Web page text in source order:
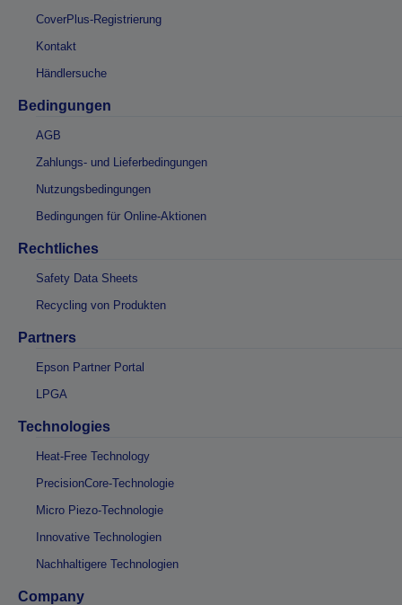
CoverPlus-Registrierung
Kontakt
Händlersuche
Bedingungen
AGB
Zahlungs- und Lieferbedingungen
Nutzungsbedingungen
Bedingungen für Online-Aktionen
Rechtliches
Safety Data Sheets
Recycling von Produkten
Partners
Epson Partner Portal
LPGA
Technologies
Heat-Free Technology
PrecisionCore-Technologie
Micro Piezo-Technologie
Innovative Technologien
Nachhaltigere Technologien
Company